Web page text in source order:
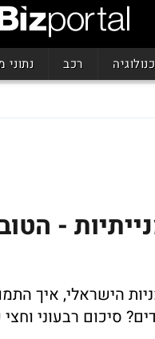
רכב
-
טוב בשוק המניות הישראלי,
סיכום רבעוני